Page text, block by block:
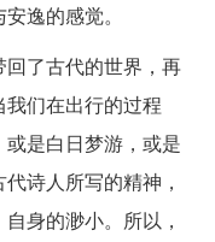
逸的感觉。
了古代的世界，再
们在出行的过程
是白日梦游，或是
诗人所写的精神，
身的渺小。所以，